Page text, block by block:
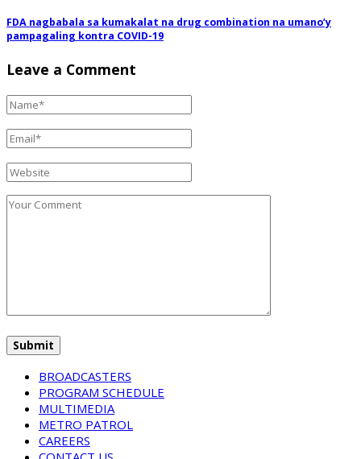
FDA nagbabala sa kumakalat na drug combination na umano’y
pampagaling kontra COVID-19
Leave a Comment
BROADCASTERS
PROGRAM SCHEDULE
MULTIMEDIA
METRO PATROL
CAREERS